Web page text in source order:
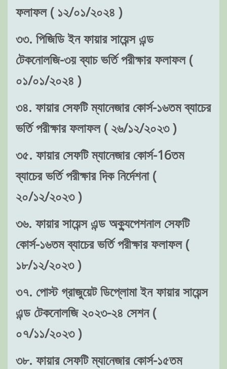
ফলাফল ( ১২/০১/২০২৪ )
৩৩. পিজিডি ইন ফায়ার সায়েন্স এন্ড
টেকনোলজি-৩য় ব্যাচ ভর্তি পরীক্ষার ফলাফল (
০১/০১/২০২৪ )
৩৪. ফায়ার সেফটি ম্যানেজার কোর্স-১৬তম ব্যাচের
ভর্তি পরীক্ষার ফলাফল ( ২৬/১২/২০২৩ )
৩৫. ফায়ার সেফটি ম্যানেজার কোর্স-16তম
ব্যাচের ভর্তি পরীক্ষার দিক নির্দেশনা (
২০/১২/২০২৩ )
৩৬. ফায়ার সায়েন্স এন্ড অক্যুপেশনাল সেফটি
কোর্স-১৬তম ব্যাচের ভর্তি পরীক্ষার ফলাফল (
১৮/১২/২০২৩ )
৩৭. পোস্ট গ্রাজুয়েট ডিপ্লোমা ইন ফায়ার সায়েন্স
এন্ড টেকনোলজি ২০২৩-২৪ সেশন (
০৭/১১/২০২৩ )
৩৮. ফায়ার সেফটি ম্যানেজার কোর্স-১৫তম